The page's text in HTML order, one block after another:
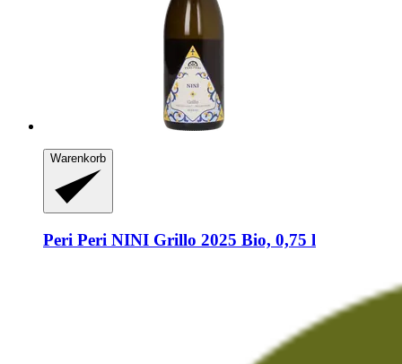
Warenkorb
Peri Peri NINI Grillo 2025 Bio, 0,75 l